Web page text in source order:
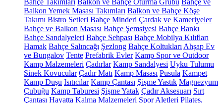
Bahçe Takımları Balkon ve Bahçe Oturma Grubu Bahçe ve
Balkon Yemek Masası Takımları Balkon ve Bahçe Köşe
Takımı Bistro Setleri Bahçe Minderi Çardak ve Kameriyeler
Bahçe ve Balkon Masası Bahçe Şemsiyesi Bahçe Bankı
Bahçe Sandalyeleri Bahçe Sehpası Bahçe Mobilya Kılıfları
Hamak Bahçe Salıncağı Şezlong Bahçe Koltukları Ahşap Ev
ve Bungalov Tente Prefabrik Evler Kamp Spor ve Outdoor
Kamp Malzemeleri Çadırlar Kamp Sandalyesi Uyku Tulumu
Sinek Kovucular Çadır Matı Kamp Masası Pusula Kampet
Kamp Duşu Isıtıcılar Kamp Çantası Şişme Yastık Magnezyum
Çubuğu Kamp Taburesi Şişme Yatak Çadır Aksesuarı Sırt
Çantası Hayatta Kalma Malzemeleri Spor Aletleri Pilates,